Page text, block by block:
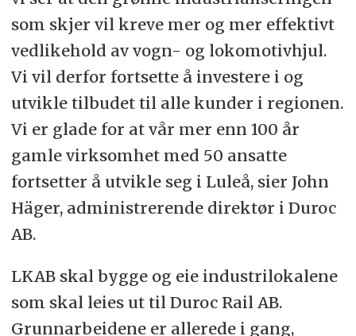
som skjer vil kreve mer og mer effektivt
vedlikehold av vogn- og lokomotivhjul.
Vi vil derfor fortsette å investere i og
utvikle tilbudet til alle kunder i regionen.
Vi er glade for at vår mer enn 100 år
gamle virksomhet med 50 ansatte
fortsetter å utvikle seg i Luleå, sier John
Häger, administrerende direktør i Duroc
AB.
LKAB skal bygge og eie industrilokalene
som skal leies ut til Duroc Rail AB.
Grunnarbeidene er allerede i gang,